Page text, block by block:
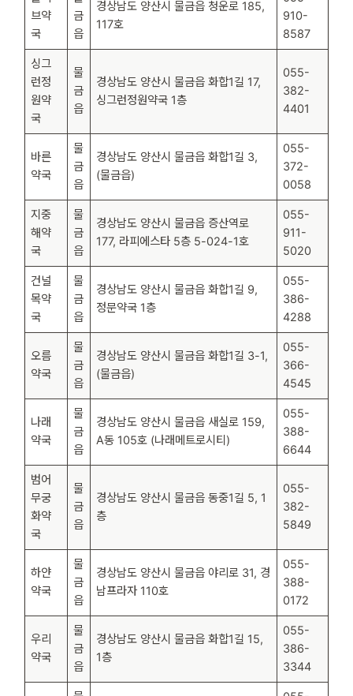
브약
국
금
읍
경상남도 양산시 물금읍 청운로 185,
117호
910-
8587
싱그
런정
원약
국
물
금
읍
경상남도 양산시 물금읍 화합1길 17,
싱그런정원약국 1층
055-
382-
4401
바른
약국
물
금
읍
경상남도 양산시 물금읍 화합1길 3,
(물금읍)
055-
372-
0058
지중
해약
국
물
금
읍
경상남도 양산시 물금읍 증산역로
177, 라피에스타 5층 5-024-1호
055-
911-
5020
건널
목약
국
물
금
읍
경상남도 양산시 물금읍 화합1길 9,
정문약국 1층
055-
386-
4288
오름
약국
물
금
읍
경상남도 양산시 물금읍 화합1길 3-1,
(물금읍)
055-
366-
4545
나래
약국
물
금
읍
경상남도 양산시 물금읍 새실로 159,
A동 105호 (나래메트로시티)
055-
388-
6644
범어
무궁
화약
국
물
금
읍
경상남도 양산시 물금읍 동중1길 5, 1
층
055-
382-
5849
하얀
약국
물
금
읍
경상남도 양산시 물금읍 야리로 31, 경
남프라자 110호
055-
388-
0172
우리
약국
물
금
읍
경상남도 양산시 물금읍 화합1길 15,
1층
055-
386-
3344